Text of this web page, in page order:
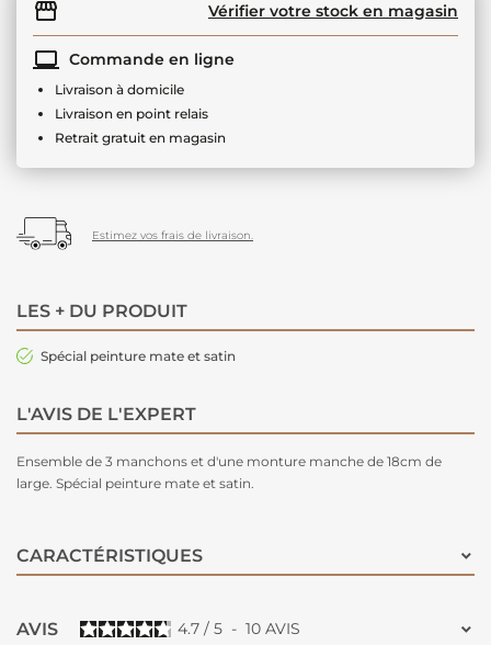
Vérifier votre stock en magasin
Commande en ligne
Livraison à domicile
Livraison en point relais
Retrait gratuit en magasin
Estimez vos frais de livraison.
LES + DU PRODUIT
Spécial peinture mate et satin
L'AVIS DE L'EXPERT
Ensemble de 3 manchons et d'une monture manche de 18cm de
large. Spécial peinture mate et satin.
CARACTÉRISTIQUES
AVIS 4.7 / 5 - 10 AVIS